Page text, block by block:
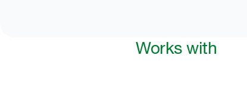
Works with